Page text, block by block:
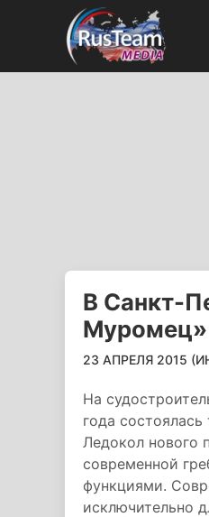
В Санкт-
Муромец»
23 АПРЕЛЯ 2015
На
года
Ледокол нового
современной
функциями.
исключительно